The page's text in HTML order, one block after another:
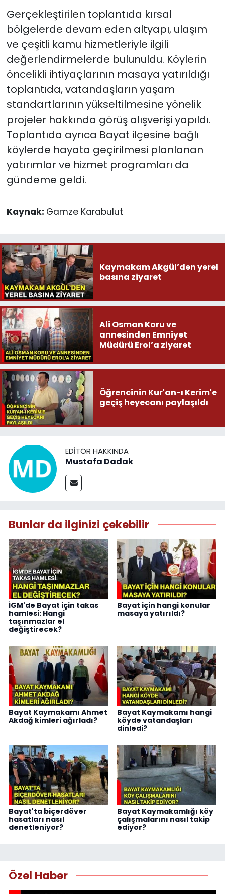
Gerçekleştirilen toplantıda kırsal
bölgelerde devam eden altyapı, ulaşım
ve çeşitli kamu hizmetleriyle ilgili
değerlendirmelerde bulunuldu. Köylerin
öncelikli ihtiyaçlarının masaya yatırıldığı
toplantıda, vatandaşların yaşam
standartlarının yükseltilmesine yönelik
projeler hakkında görüş alışverişi yapıldı.
Toplantıda ayrıca Bayat ilçesine bağlı
köylerde hayata geçirilmesi planlanan
yatırımlar ve hizmet programları da
gündeme geldi.
Kaynak: Gamze Karabulut
Kaymakam Akgül’den yerel
basına ziyaret
Ali Osman Koru ve
annesinden Emniyet
Müdürü Erol’a ziyaret
Öğrencinin Kur'an-ı Kerim'e
geçiş heyecanı paylaşıldı
EDITÖR HAKKINDA
Mustafa Dadak
Bunlar da ilginizi çekebilir
İGM'de Bayat için takas
hamlesi: Hangi
taşınmazlar el
değiştirecek?
Bayat için hangi konular
masaya yatırıldı?
Bayat Kaymakamı Ahmet
Akdağ kimleri ağırladı?
Bayat Kaymakamı hangi
köyde vatandaşları
dinledi?
Bayat'ta biçerdöver
hasatları nasıl
denetleniyor?
Bayat Kaymakamlığı köy
çalışmalarını nasıl takip
ediyor?
Özel Haber